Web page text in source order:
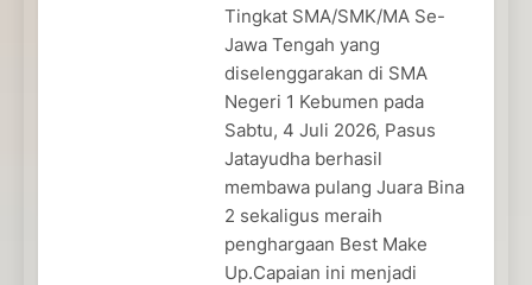
Tingkat SMA/SMK/MA Se-
Jawa Tengah yang
diselenggarakan di SMA
Negeri 1 Kebumen pada
Sabtu, 4 Juli 2026, Pasus
Jatayudha berhasil
membawa pulang Juara Bina
2 sekaligus meraih
penghargaan Best Make
Up.Capaian ini menjadi